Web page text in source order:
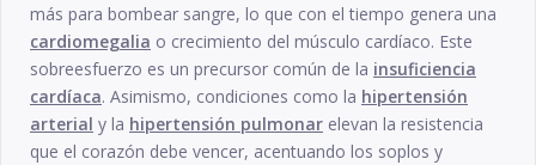
más para bombear sangre, lo que con el tiempo genera una
cardiomegalia o crecimiento del músculo cardíaco. Este
sobreesfuerzo es un precursor común de la insuficiencia
cardíaca. Asimismo, condiciones como la hipertensión
arterial y la hipertensión pulmonar elevan la resistencia
que el corazón debe vencer, acentuando los soplos y